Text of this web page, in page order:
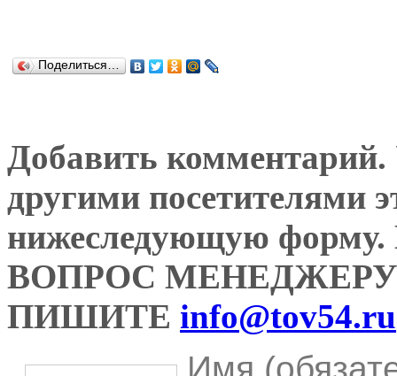
Поделиться…
Добавить комментарий.
другими посетителями
нижеследующую
ВОПРОС
ПИШИТЕ info@tov54.ru